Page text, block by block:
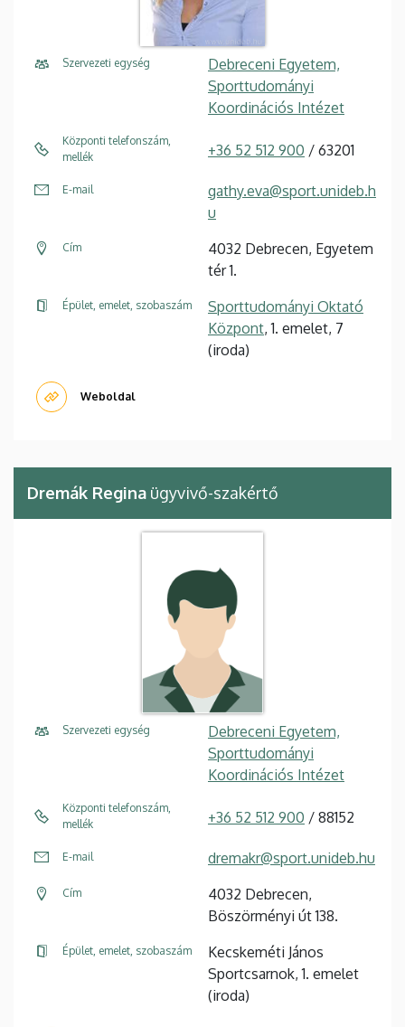
Szervezeti egység
Debreceni Egyetem,
Sporttudományi
Koordinációs Intézet
Központi telefonszám,
mellék
+36 52 512 900 / 63201
E-mail
gathy.eva@sport.unideb.h
u
Cím
4032 Debrecen, Egyetem
tér 1.
Épület, emelet, szobaszám
Sporttudományi Oktató
Központ, 1. emelet, 7
(iroda)
Weboldal
Dremák Regina ügyvivő-szakértő
Szervezeti egység
Debreceni Egyetem,
Sporttudományi
Koordinációs Intézet
Központi telefonszám,
mellék
+36 52 512 900 / 88152
E-mail dremakr@sport.unideb.hu
Cím
4032 Debrecen,
Böszörményi út 138.
Épület, emelet, szobaszám
Kecskeméti János
Sportcsarnok, 1. emelet
(iroda)